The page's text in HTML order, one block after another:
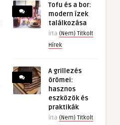
Tofu és a bor:
modern ízek
találkozása
írta (Nem) Titkolt
Hírek
A grillezés
örömei:
hasznos
eszközök és
praktikák
írta (Nem) Titkolt